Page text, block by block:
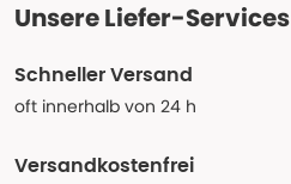
Unsere Liefer-Services
Schneller Versand
oft innerhalb von 24 h
Versandkostenfrei